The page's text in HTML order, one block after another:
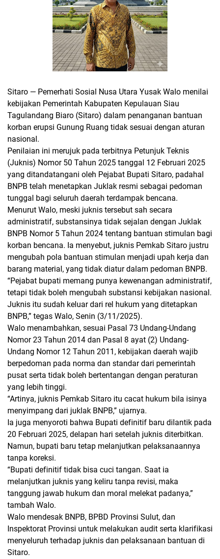
Sitaro — Pemerhati Sosial Nusa Utara Yusak Walo menilai
kebijakan Pemerintah Kabupaten Kepulauan Siau
Tagulandang Biaro (Sitaro) dalam penanganan bantuan
korban erupsi Gunung Ruang tidak sesuai dengan aturan
nasional.
Penilaian ini merujuk pada terbitnya Petunjuk Teknis
(Juknis) Nomor 50 Tahun 2025 tanggal 12 Februari 2025
yang ditandatangani oleh Pejabat Bupati Sitaro, padahal
BNPB telah menetapkan Juklak resmi sebagai pedoman
tunggal bagi seluruh daerah terdampak bencana.
Menurut Walo, meski juknis tersebut sah secara
administratif, substansinya tidak sejalan dengan Juklak
BNPB Nomor 5 Tahun 2024 tentang bantuan stimulan bagi
korban bencana. Ia menyebut, juknis Pemkab Sitaro justru
mengubah pola bantuan stimulan menjadi upah kerja dan
barang material, yang tidak diatur dalam pedoman BNPB.
“Pejabat bupati memang punya kewenangan administratif,
tetapi tidak boleh mengubah substansi kebijakan nasional.
Juknis itu sudah keluar dari rel hukum yang ditetapkan
BNPB,” tegas Walo, Senin (3/11/2025).
Walo menambahkan, sesuai Pasal 73 Undang-Undang
Nomor 23 Tahun 2014 dan Pasal 8 ayat (2) Undang-
Undang Nomor 12 Tahun 2011 , kebijakan daerah wajib
berpedoman pada norma dan standar dari pemerintah
pusat serta tidak boleh bertentangan dengan peraturan
yang lebih tinggi.
“Artinya, juknis Pemkab Sitaro itu cacat hukum bila isinya
menyimpang dari juklak BNPB,” ujarnya.
Ia juga menyoroti bahwa Bupati definitif baru dilantik pada
20 Februari 2025, delapan hari setelah juknis diterbitkan.
Namun, bupati baru tetap melanjutkan pelaksanaannya
tanpa koreksi.
“Bupati definitif tidak bisa cuci tangan. Saat ia
melanjutkan juknis yang keliru tanpa revisi, maka
tanggung jawab hukum dan moral melekat padanya,”
tambah Walo.
Walo mendesak BNPB, BPBD Provinsi Sulut, dan
Inspektorat Provinsi untuk melakukan audit serta klarifikasi
menyeluruh terhadap juknis dan pelaksanaan bantuan di
Sitaro.